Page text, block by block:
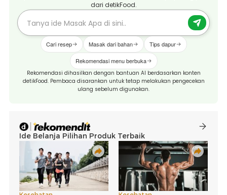
dari detikFood.
Cari resep Masak dari bahan Tips dapur
Rekomendasi menu berbuka
Rekomendasi dihasilkan dengan bantuan AI berdasarkan konten
detikFood. Pembaca disarankan untuk tetap melakukan pengecekan
ulang sebelum digunakan.